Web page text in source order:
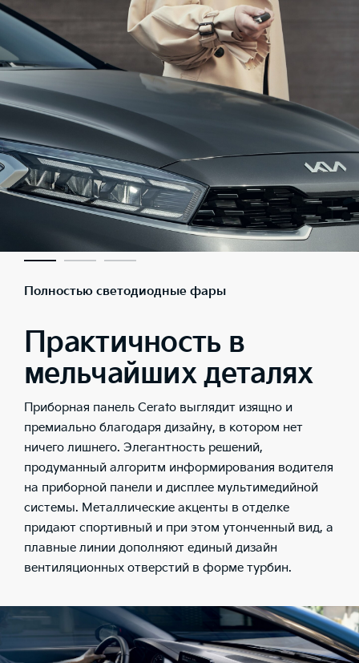
Полностью светодиодные фары
Практичность в
мельчайших деталях
Приборная панель Cerato выглядит изящно и
премиально благодаря дизайну, в котором нет
ничего лишнего. Элегантность решений,
продуманный алгоритм информирования водителя
на приборной панели и дисплее мультимедийной
системы. Металлические акценты в отделке
придают спортивный и при этом утонченный вид, а
плавные линии дополняют единый дизайн
вентиляционных отверстий в форме турбин.